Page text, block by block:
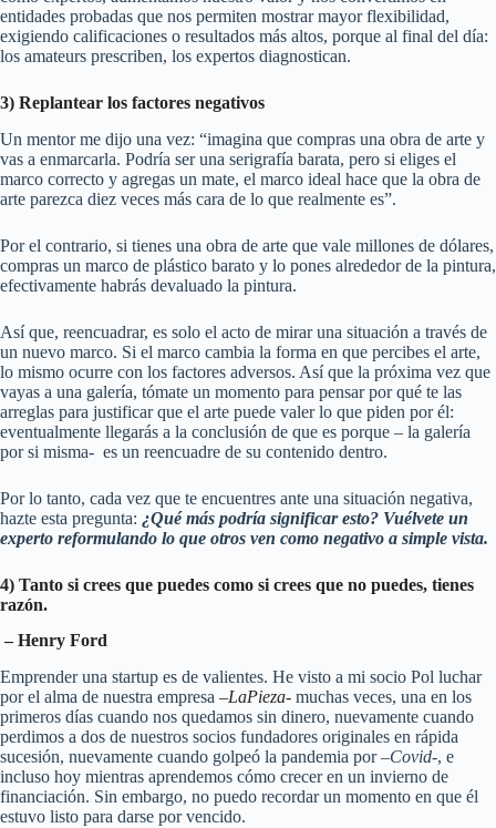
entidades probadas que nos permiten mostrar mayor flexibilidad,
exigiendo calificaciones o resultados más altos, porque al final del día:
los amateurs prescriben, los expertos diagnostican.
3) Replantear los factores negativos
Un mentor me dijo una vez: “imagina que compras una obra de arte y
vas a enmarcarla. Podría ser una serigrafía barata, pero si eliges el
marco correcto y agregas un mate, el marco ideal hace que la obra de
arte parezca diez veces más cara de lo que realmente es”.
Por el contrario, si tienes una obra de arte que vale millones de dólares,
compras un marco de plástico barato y lo pones alrededor de la pintura,
efectivamente habrás devaluado la pintura.
Así que, reencuadrar, es solo el acto de mirar una situación a través de
un nuevo marco. Si el marco cambia la forma en que percibes el arte,
lo mismo ocurre con los factores adversos. Así que la próxima vez que
vayas a una galería, tómate un momento para pensar por qué te las
arreglas para justificar que el arte puede valer lo que piden por él:
eventualmente llegarás a la conclusión de que es porque – la galería
por si misma- es un reencuadre de su contenido dentro.
Por lo tanto, cada vez que te encuentres ante una situación negativa,
hazte esta pregunta: ¿Qué más podría significar esto? Vuélvete un
experto reformulando lo que otros ven como negativo a simple vista.
4) Tanto si crees que puedes como si crees que no puedes, tienes
razón.
– Henry Ford
Emprender una startup es de valientes. He visto a mi socio Pol luchar
por el alma de nuestra empresa –LaPieza- muchas veces, una en los
primeros días cuando nos quedamos sin dinero, nuevamente cuando
perdimos a dos de nuestros socios fundadores originales en rápida
sucesión, nuevamente cuando golpeó la pandemia por –Covid-, e
incluso hoy mientras aprendemos cómo crecer en un invierno de
financiación. Sin embargo, no puedo recordar un momento en que él
estuvo listo para darse por vencido.